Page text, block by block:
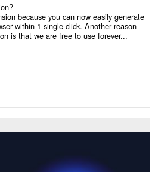
because you can now easily generate
within 1 single click. Another reason
is that we are free to use forever...